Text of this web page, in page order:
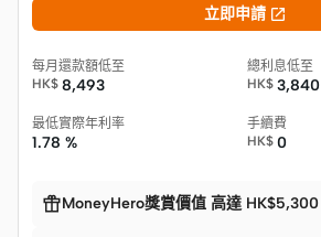
立即申請 
每月還款額低至
HK$ 8,493
總利息低至
HK$ 3,840
最低實際年利率
1.78 %
手續費
HK$ 0
MoneyHero獎賞價值 高達 HK$5,300